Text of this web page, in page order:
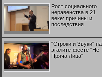
Рост социального
неравенства в 21
веке: причины и
последствия
"Строки и Звуки" на
эгалите-фесте "Не
Пряча Лица"